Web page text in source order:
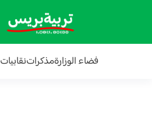
فضاء الوزارةمذكراتنقابيات